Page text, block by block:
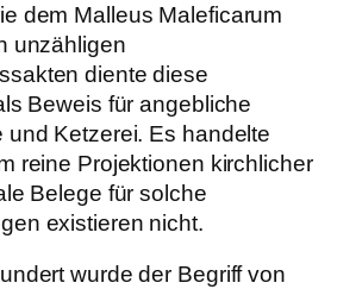
dem Malleus Maleficarum
unzähligen
diente diese
Beweis für angebliche
und Ketzerei. Es handelte
reine Projektionen kirchlicher
Belege für solche
existieren nicht.
wurde der Begriff von